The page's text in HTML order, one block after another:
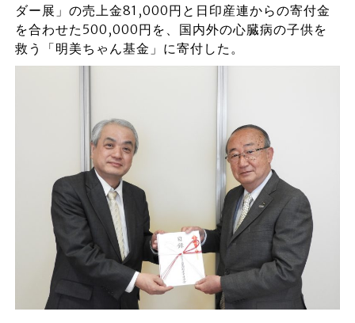
ダー展」の売上金81,000円と日印産連からの寄付金
を合わせた500,000円を、国内外の心臓病の子供を
救う「明美ちゃん基金」に寄付した。